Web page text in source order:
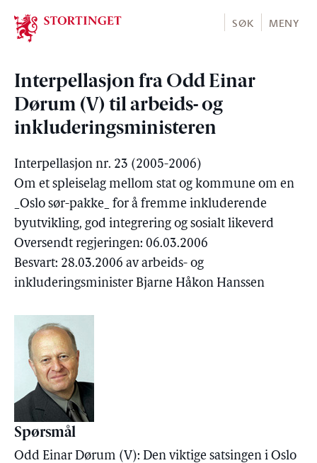
Stortinget.no
SØK MENY
Interpellasjon fra Odd Einar
Dørum (V) til arbeids- og
inkluderingsministeren
Interpellasjon nr. 23 (2005-2006)
Om et spleiselag mellom stat og kommune om en
_Oslo sør-pakke_ for å fremme inkluderende
byutvikling, god integrering og sosialt likeverd
Oversendt regjeringen: 06.03.2006
Besvart: 28.03.2006 av arbeids- og
inkluderingsminister Bjarne Håkon Hanssen
Spørsmål
Odd Einar Dørum (V): Den viktige satsingen i Oslo